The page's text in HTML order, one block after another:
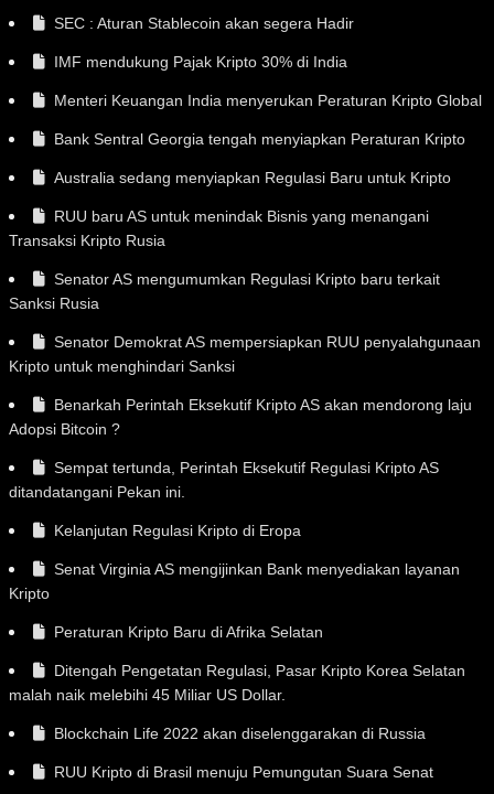
SEC : Aturan Stablecoin akan segera Hadir
IMF mendukung Pajak Kripto 30% di India
Menteri Keuangan India menyerukan Peraturan Kripto Global
Bank Sentral Georgia tengah menyiapkan Peraturan Kripto
Australia sedang menyiapkan Regulasi Baru untuk Kripto
RUU baru AS untuk menindak Bisnis yang menangani
Transaksi Kripto Rusia
Senator AS mengumumkan Regulasi Kripto baru terkait
Sanksi Rusia
Senator Demokrat AS mempersiapkan RUU penyalahgunaan
Kripto untuk menghindari Sanksi
Benarkah Perintah Eksekutif Kripto AS akan mendorong laju
Adopsi Bitcoin ?
Sempat tertunda, Perintah Eksekutif Regulasi Kripto AS
ditandatangani Pekan ini.
Kelanjutan Regulasi Kripto di Eropa
Senat Virginia AS mengijinkan Bank menyediakan layanan
Kripto
Peraturan Kripto Baru di Afrika Selatan
Ditengah Pengetatan Regulasi, Pasar Kripto Korea Selatan
malah naik melebihi 45 Miliar US Dollar.
Blockchain Life 2022 akan diselenggarakan di Russia
RUU Kripto di Brasil menuju Pemungutan Suara Senat